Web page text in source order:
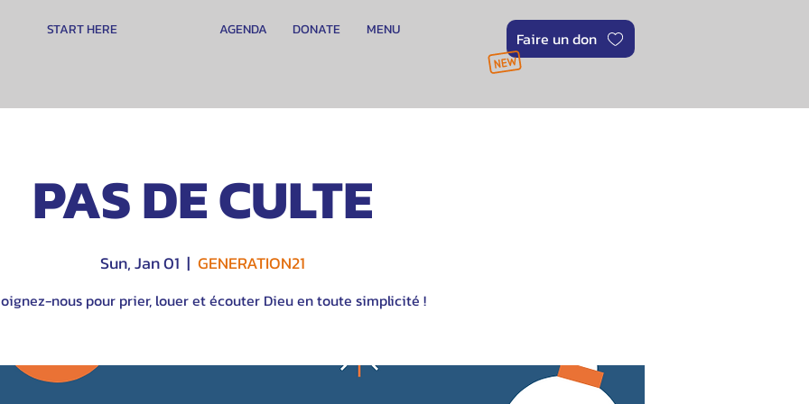
START HERE DONATE MENU
AGENDA Faire un don
PAS DE CULTE
Sun, Jan 01
  |
GENERATION21
nous pour prier, louer et écouter Dieu en toute simplicité !